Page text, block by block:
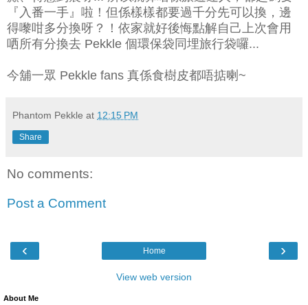
『入番一手』啦！但係樣樣都要過千分先可以換，邊
得嚟咁多分換呀？！依家就好後悔點解自己上次會用
哂所有分換去 Pekkle 個環保袋同埋旅行袋囉...
今舖一眾 Pekkle fans 真係食樹皮都唔掂喇~
Phantom Pekkle at 12:15 PM
Share
No comments:
Post a Comment
‹ ›
Home
View web version
About Me